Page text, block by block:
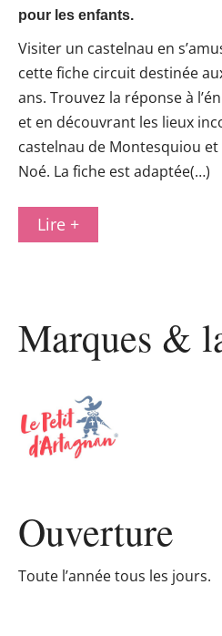
pour les enfants.
Visiter un castelnau en
cette fiche circuit destinée
ans. Trouvez la réponse à
et en découvrant les lieux
castelnau de Montesquiou et
Noé. La fiche est adaptée(…)
Lire +
Marques &
Ouverture
Toute l’année tous les jours.